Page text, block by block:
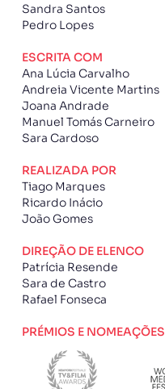
Sandra Santos
Pedro Lopes
ESCRITA COM
Ana Lúcia Carvalho
Andreia Vicente Martins
Joana Andrade
Manuel Tomás Carneiro
Sara Cardoso
REALIZADA POR
Tiago Marques
Ricardo Inácio
João Gomes
DIREÇÃO DE ELENCO
Patrícia Resende
Sara de Castro
Rafael Fonseca
PRÉMIOS E NOMEAÇÕES